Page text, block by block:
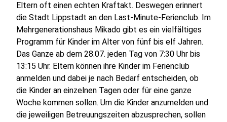
Eltern oft einen echten Kraftakt. Deswegen erinnert
die Stadt Lippstadt an den Last-Minute-Ferienclub. Im
Mehrgenerationshaus Mikado gibt es ein vielfältiges
Programm für Kinder im Alter von fünf bis elf Jahren.
Das Ganze ab dem 28.07. jeden Tag von 7:30 Uhr bis
13:15 Uhr. Eltern können ihre Kinder im Ferienclub
anmelden und dabei je nach Bedarf entscheiden, ob
die Kinder an einzelnen Tagen oder für eine ganze
Woche kommen sollen. Um die Kinder anzumelden und
die jeweiligen Betreuungszeiten abzusprechen, sollen